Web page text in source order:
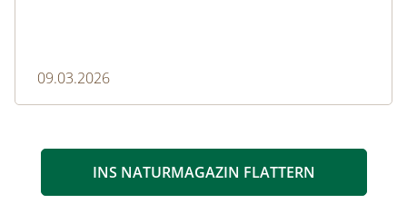
09.03.2026
INS NATURMAGAZIN FLATTERN